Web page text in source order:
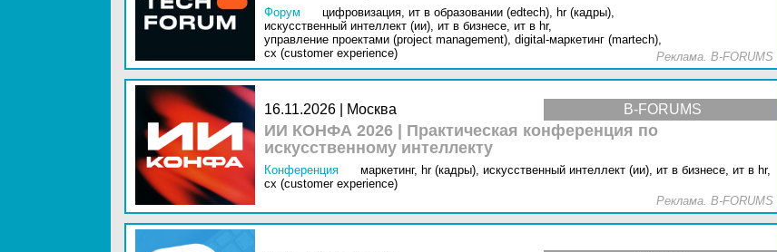
Форум цифровизация, ит в образовании (edtech), hr (кадры),
искусственный интеллект (ии), ит в бизнесе, ит в hr,
управление проектами (project management), digital-маркетинг (martech),
cx (customer experience)
Реклама. B-FORUMS
B-FORUMS
16.11.2026 | Москва
ИИ КОНФА 2026 | Практическая конференция по
искусственному интеллекту
Конференция маркетинг, hr (кадры), искусственный интеллект (ии), ит в бизнесе, ит в hr,
cx (customer experience)
Реклама. B-FORUMS